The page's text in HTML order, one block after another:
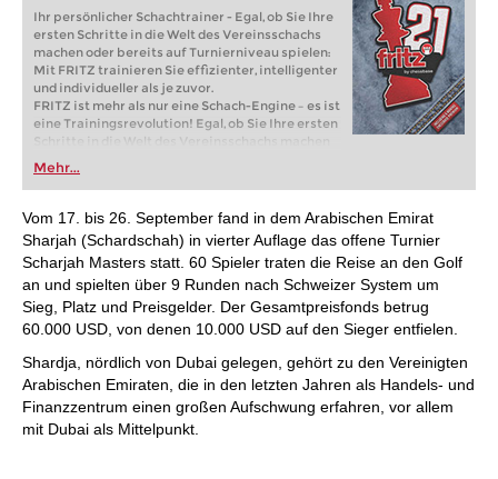
Ihr persönlicher Schachtrainer - Egal, ob Sie Ihre
ersten Schritte in die Welt des Vereinsschachs
machen oder bereits auf Turnierniveau spielen:
Mit FRITZ trainieren Sie effizienter, intelligenter
und individueller als je zuvor.
FRITZ ist mehr als nur eine Schach-Engine – es ist
eine Trainingsrevolution! Egal, ob Sie Ihre ersten
Schritte in die Welt des Vereinsschachs machen
oder bereits auf Turnierniveau spielen: Mit
FRITZ trainieren Sie effizienter, intelligenter und
individueller als je zuvor.
Mehr...
Vom 17. bis 26. September fand in dem Arabischen Emirat
Sharjah (Schardschah) in vierter Auflage das offene Turnier
Scharjah Masters statt. 60 Spieler traten die Reise an den Golf
an und spielten über 9 Runden nach Schweizer System um
Sieg, Platz und Preisgelder. Der Gesamtpreisfonds betrug
60.000 USD, von denen 10.000 USD auf den Sieger entfielen.
Shardja, nördlich von Dubai gelegen, gehört zu den Vereinigten
Arabischen Emiraten, die in den letzten Jahren als Handels- und
Finanzzentrum einen großen Aufschwung erfahren, vor allem
mit Dubai als Mittelpunkt.